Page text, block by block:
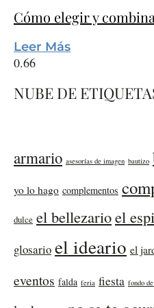
Cómo elegir y
Leer Más
NUBE DE
armario asesorías de imagen bautizo
yo lo hago complementos
dulce el bellezarioel
glosario el ideario el
eventos falda feria fiesta fondo